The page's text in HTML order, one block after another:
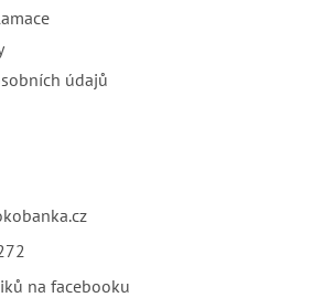
údajů
na facebooku